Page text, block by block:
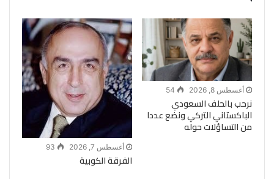
أغسطس 8, 2026 54
نرحب بالحلف السعودي
الباكستاني التركي ونضع عددا
من التساؤلات حوله
أغسطس 7, 2026 93
الفرقة الكوبية